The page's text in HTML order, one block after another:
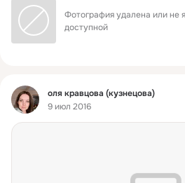
Фотография удалена или не
доступной
Фид
оля кравцова (кузнецова)
9 июл 2016